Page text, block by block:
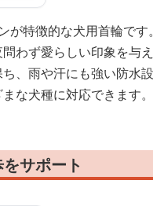
特徴的な犬用首輪です。
わず愛らしい印象を与え
、雨や汗にも強い防水
な犬種に対応できます。
サポート